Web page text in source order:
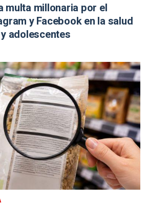
multa millonaria por el
y Facebook en la salud
adolescentes